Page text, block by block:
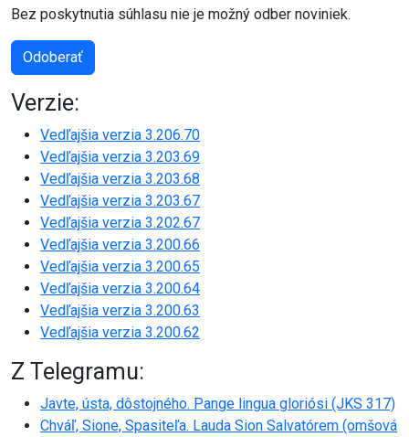
Bez poskytnutia súhlasu nie je možný odber noviniek.
Odoberať
Verzie:
Vedľajšia verzia 3.206.70
Vedľajšia verzia 3.203.69
Vedľajšia verzia 3.203.68
Vedľajšia verzia 3.203.67
Vedľajšia verzia 3.202.67
Vedľajšia verzia 3.200.66
Vedľajšia verzia 3.200.65
Vedľajšia verzia 3.200.64
Vedľajšia verzia 3.200.63
Vedľajšia verzia 3.200.62
Z Telegramu:
Javte, ústa, dôstojného. Pange lingua gloriósi (JKS 317)
Chváľ, Sione, Spasiteľa. Lauda Sion Salvatórem (omšová